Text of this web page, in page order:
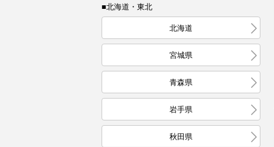
■北海道・東北
北海道
宮城県
青森県
岩手県
秋田県